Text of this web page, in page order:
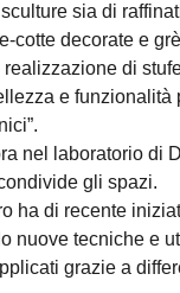
sia di
cotte decorate e
di
e funzionalità
nel laboratorio di
gli spazi.
ha di recente
nuove tecniche e
grazie a